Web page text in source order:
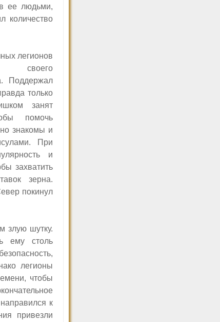
ее людьми,
количество
легионов
своего
Поддержал
только
занят
помочь
знакомы и
При
и
захватить
зерна.
покинул
злую шутку.
ему столь
легионы
чтобы
к
привезли